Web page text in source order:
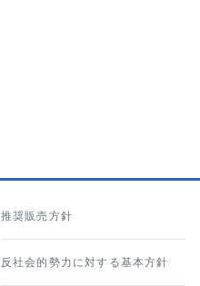
推奨販売方針
反社会的勢力に対する基本方針